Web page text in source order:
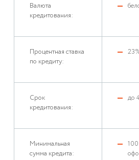
Валюта
кредитования:
Процентная ставка
по кредиту:
Срок
кредитования:
до
Минимальная
сумма кредита: